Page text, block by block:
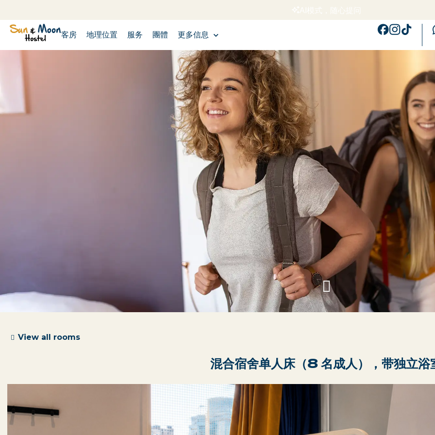
客房 地理位置 服务 團體 更多信息
View all rooms
混合宿舍单人床（8 名成人），带独立浴